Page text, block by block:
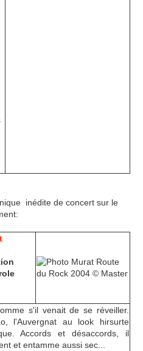
inédite de concert sur le
s'il venait de se réveiller.
l'Auvergnat au look hirsurte
Accords et désaccords, il
et entamme aussi sec...